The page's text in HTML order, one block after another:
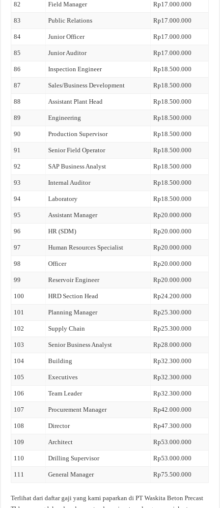
82 Field Manager Rp17.000.000
83 Public Relations Rp17.000.000
84 Junior Officer Rp17.000.000
85 Junior Auditor Rp17.000.000
86 Inspection Engineer Rp18.500.000
87 Sales/Business Development Rp18.500.000
88 Assistant Plant Head Rp18.500.000
89 Engineering Rp18.500.000
90 Production Supervisor Rp18.500.000
91 Senior Field Operator Rp18.500.000
92 SAP Business Analyst Rp18.500.000
93 Internal Auditor Rp18.500.000
94 Laboratory Rp18.500.000
95 Assistant Manager Rp20.000.000
96 HR (SDM) Rp20.000.000
97 Human Resources Specialist Rp20.000.000
98 Officer Rp20.000.000
99 Reservoir Engineer Rp20.000.000
100 HRD Section Head Rp24.200.000
101 Planning Manager Rp25.300.000
102 Supply Chain Rp25.300.000
103 Senior Business Analyst Rp28.000.000
104 Building Rp32.300.000
105 Executives Rp32.300.000
106 Team Leader Rp32.300.000
107 Procurement Manager Rp42.000.000
108 Director Rp47.300.000
109 Architect Rp53.000.000
110 Drilling Supervisor Rp53.000.000
111 General Manager Rp75.500.000
Terlihat dari daftar gaji yang kami paparkan di PT Waskita Beton Precast